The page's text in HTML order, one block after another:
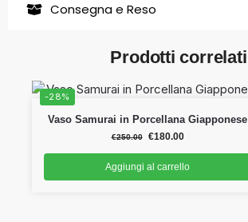
Consegna e Reso
Prodotti correlati
-28%
Vaso Samurai in Porcellana Giapponese
€250.00 €180.00
Aggiungi al carrello